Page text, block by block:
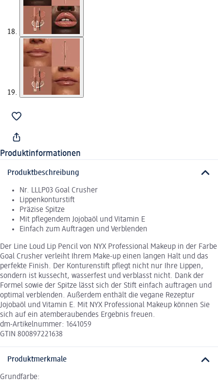
Produktinformationen
Produktbeschreibung
Nr. LLLP03 Goal Crusher
Lippenkonturstift
Präzise Spitze
Mit pflegendem Jojobaöl und Vitamin E
Einfach zum Auftragen und Verblenden
Der Line Loud Lip Pencil von NYX Professional Makeup in der Farbe
Goal Crusher verleiht Ihrem Make-up einen langen Halt und das
perfekte Finish. Der Konturenstift pflegt nicht nur Ihre Lippen,
sondern ist kussecht, wasserfest und verblasst nicht. Dank der
Formel sowie der Spitze lässt sich der Stift einfach auftragen und
optimal verblenden. Außerdem enthält die vegane Rezeptur
Jojobaöl und Vitamin E. Mit NYX Professional Makeup können Sie
sich auf ein atemberaubendes Ergebnis freuen.
dm-Artikelnummer: 1641059
GTIN 800897221638
Produktmerkmale
Grundfarbe: